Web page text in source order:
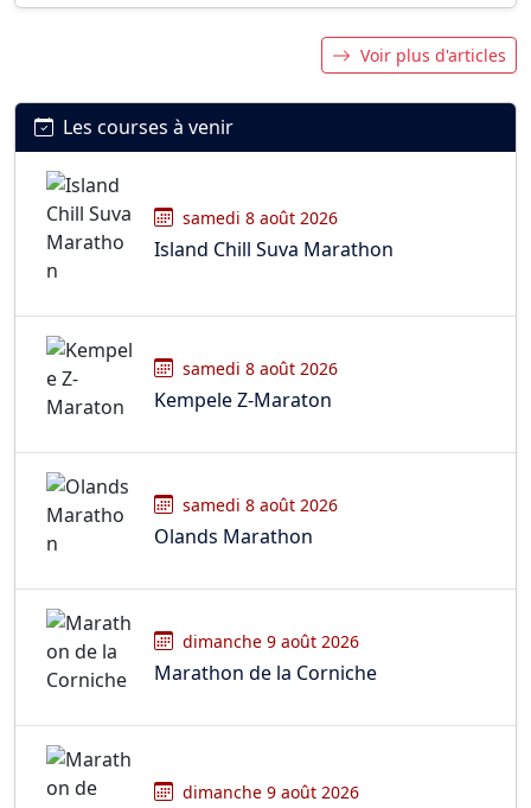
Voir plus d'articles
Les courses à venir
samedi 8 août 2026
Island Chill Suva Marathon
samedi 8 août 2026
Kempele Z-Maraton
samedi 8 août 2026
Olands Marathon
dimanche 9 août 2026
Marathon de la Corniche
dimanche 9 août 2026